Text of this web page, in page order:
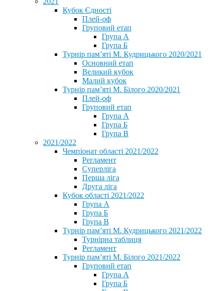
Кубок Єдності
Плей-оф
Груповий етап
Група А
Група Б
Турнір пам’яті М. Кудрицького 2020/2021
Основний етап
Великий кубок
Малий кубок
Турнір пам’яті М. Білого 2020/2021
Плей-оф
Груповий етап
Група А
Група Б
Група В
2021/2022
Чемпіонат області 2021/2022
Регламент
Суперліга
Перша ліга
Друга ліга
Кубок області 2021/2022
Група А
Група Б
Група В
Турнір пам’яті М. Кудрицького 2021/2022
Турнірна таблиця
Регламент
Турнір пам’яті М. Білого 2021/2022
Груповий етап
Група А
Група Б